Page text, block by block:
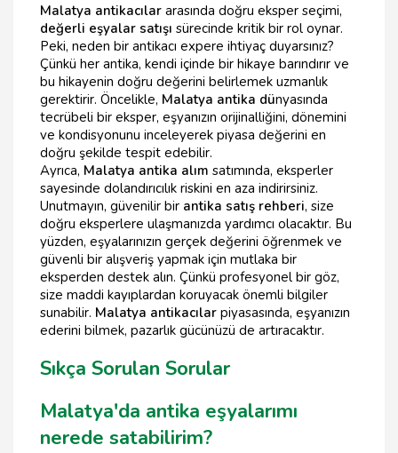
Malatya antikacılar arasında doğru eksper seçimi,
değerli eşyalar satışı sürecinde kritik bir rol oynar.
Peki, neden bir antikacı expere ihtiyaç duyarsınız?
Çünkü her antika, kendi içinde bir hikaye barındırır ve
bu hikayenin doğru değerini belirlemek uzmanlık
gerektirir. Öncelikle, Malatya antika dünyasında
tecrübeli bir eksper, eşyanızın orijinalliğini, dönemini
ve kondisyonunu inceleyerek piyasa değerini en
doğru şekilde tespit edebilir.
Ayrıca, Malatya antika alım satımında, eksperler
sayesinde dolandırıcılık riskini en aza indirirsiniz.
Unutmayın, güvenilir bir antika satış rehberi, size
doğru eksperlere ulaşmanızda yardımcı olacaktır. Bu
yüzden, eşyalarınızın gerçek değerini öğrenmek ve
güvenli bir alışveriş yapmak için mutlaka bir
eksperden destek alın. Çünkü profesyonel bir göz,
size maddi kayıplardan koruyacak önemli bilgiler
sunabilir. Malatya antikacılar piyasasında, eşyanızın
ederini bilmek, pazarlık gücünüzü de artıracaktır.
Sıkça Sorulan Sorular
Malatya'da antika eşyalarımı
nerede satabilirim?